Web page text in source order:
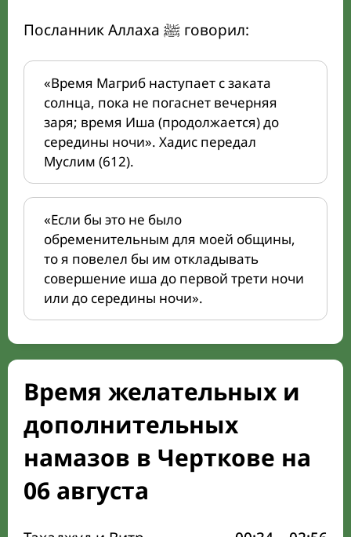
Посланник Аллаха ﷺ говорил:
«Время Магриб наступает с заката
солнца, пока не погаснет вечерняя
заря; время Иша (продолжается) до
середины ночи». Хадис передал
Муслим (612).
«Если бы это не было
обременительным для моей общины,
то я повелел бы им откладывать
совершение иша до первой трети ночи
или до середины ночи».
Время желательных и
дополнительных
намазов в Черткове на
06 августа